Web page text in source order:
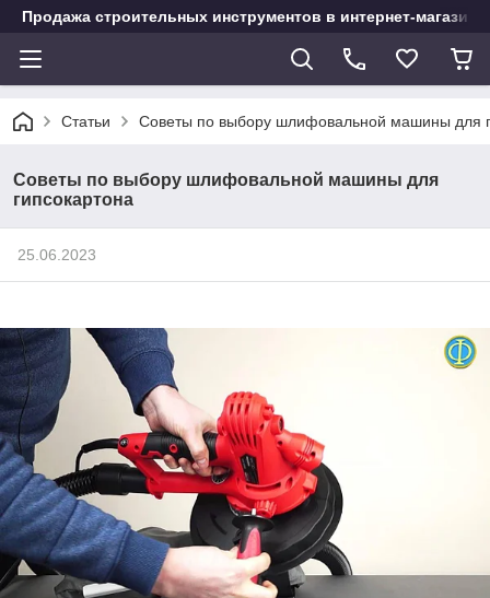
Продажа строительных инструментов в интернет-магазине
Статьи Советы по выбору шлифовальной машины для
Советы по выбору шлифовальной машины для
гипсокартона
25.06.2023